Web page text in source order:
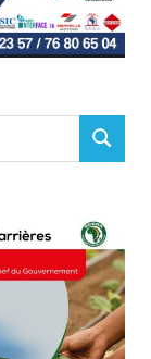
SEARCH